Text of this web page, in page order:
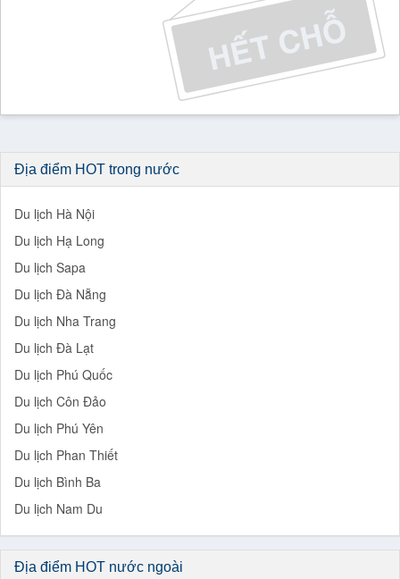
Địa điểm HOT trong nước
Du lịch Hà Nội
Du lịch Hạ Long
Du lịch Sapa
Du lịch Đà Nẵng
Du lịch Nha Trang
Du lịch Đà Lạt
Du lịch Phú Quốc
Du lịch Côn Đảo
Du lịch Phú Yên
Du lịch Phan Thiết
Du lịch Bình Ba
Du lịch Nam Du
Địa điểm HOT nước ngoài